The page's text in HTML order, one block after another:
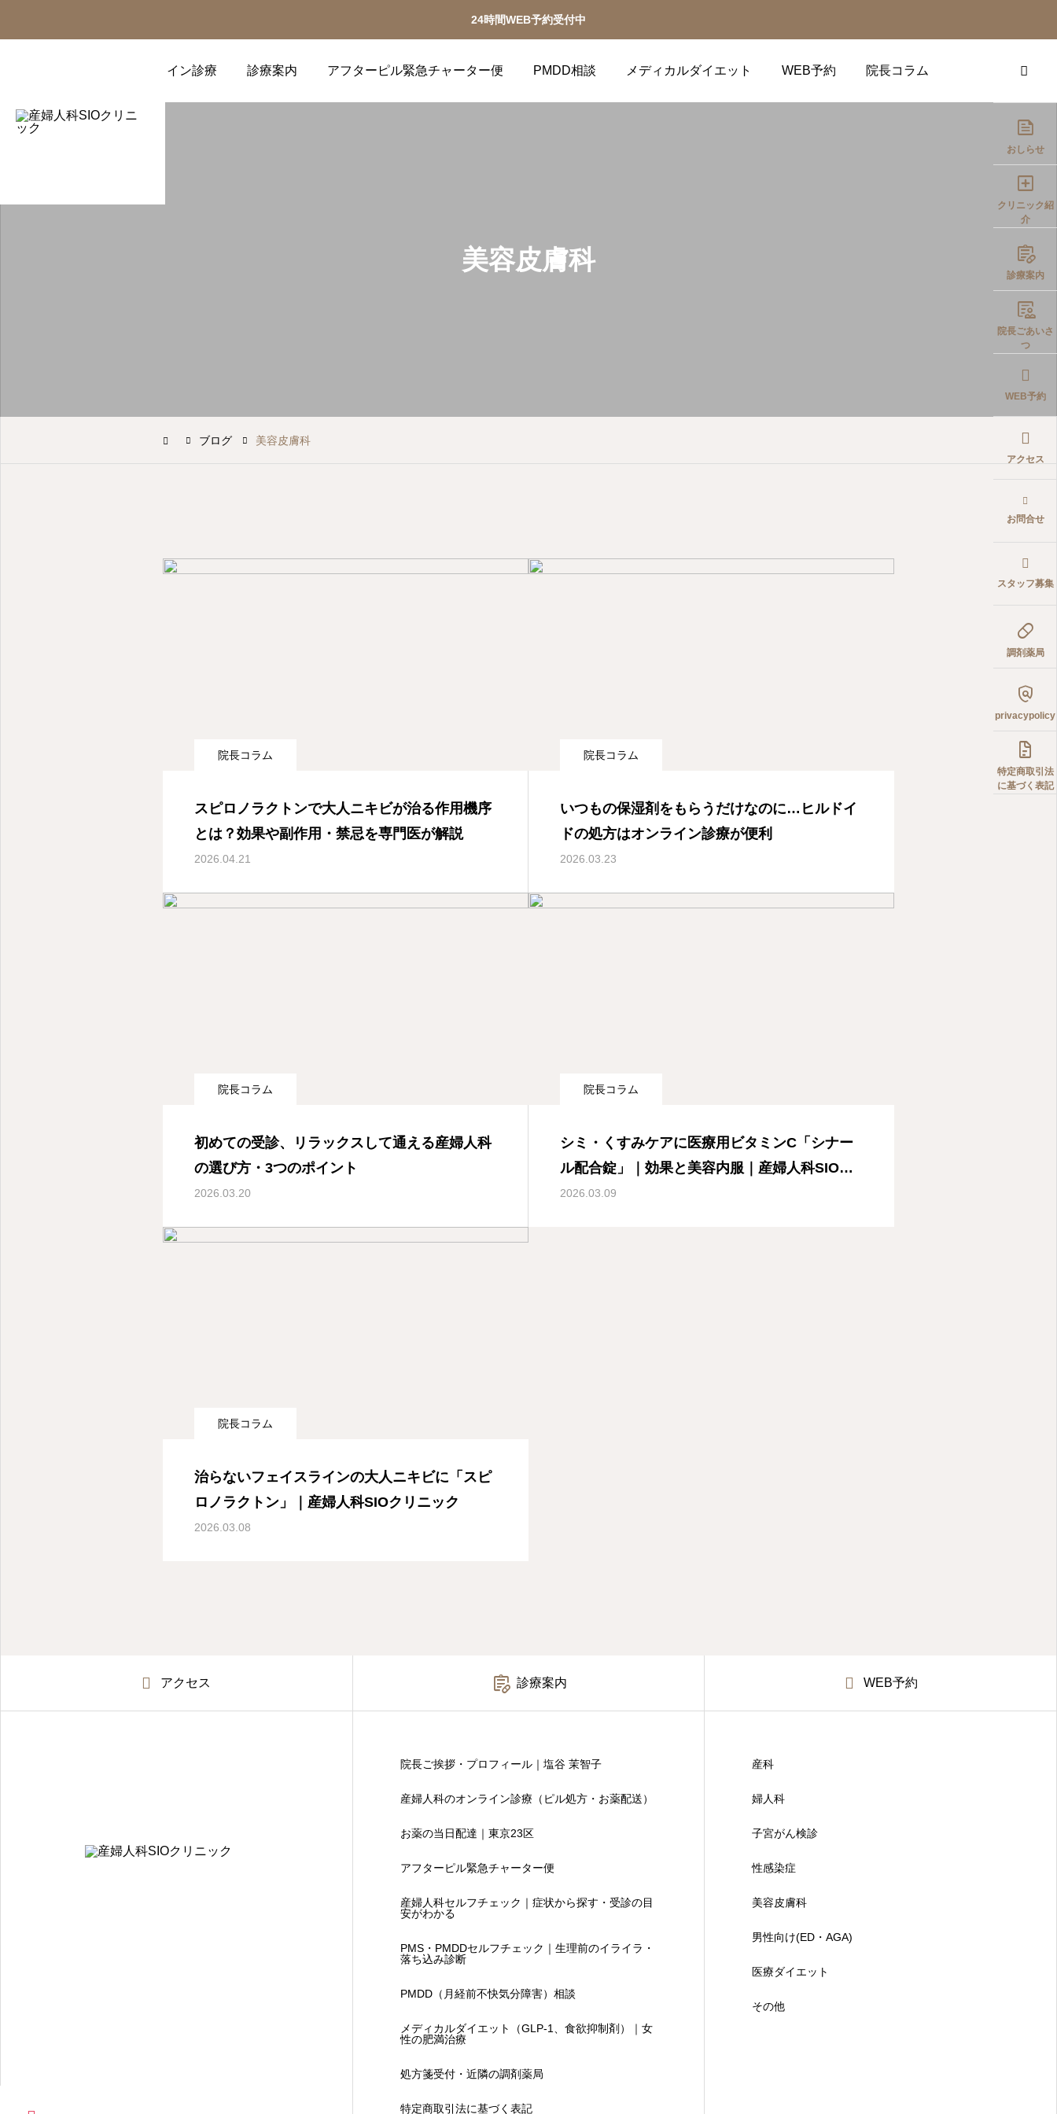
24時間WEB予約受付中
オンライン診療 診療案内 アフターピル緊急チャーター便 PMDD相談 メディカルダイエット WEB予約 院長コラム

おしらせ

クリニック紹
介

診療案内

院長ごあいさ
つ
WEB予約
アクセス
お問合せ
スタッフ募集

調剤薬局

privacypolicy

特定商取引法
に基づく表記
美容皮膚科
ブログ 美容皮膚科
院長コラム
スピロノラクトンで大人ニキビが治る作用機序
とは？効果や副作用・禁忌を専門医が解説
2026.04.21
院長コラム
いつもの保湿剤をもらうだけなのに…ヒルドイ
ドの処方はオンライン診療が便利
2026.03.23
院長コラム
初めての受診、リラックスして通える産婦人科
の選び方・3つのポイント
2026.03.20
院長コラム
シミ・くすみケアに医療用ビタミンC「シナー
ル配合錠」｜効果と美容内服｜産婦人科SIOク
リニック
2026.03.09
院長コラム
治らないフェイスラインの大人ニキビに「スピ
ロノラクトン」｜産婦人科SIOクリニック
2026.03.08
アクセス  診療案内 WEB予約
院長ご挨拶・プロフィール｜塩谷 茉智子
産婦人科のオンライン診療（ピル処方・お薬配送）
お薬の当日配達｜東京23区
アフターピル緊急チャーター便
産婦人科セルフチェック｜症状から探す・受診の目
安がわかる
PMS・PMDDセルフチェック｜生理前のイライラ・
落ち込み診断
PMDD（月経前不快気分障害）相談
メディカルダイエット（GLP-1、食欲抑制剤）｜女
性の肥満治療
処方箋受付・近隣の調剤薬局
特定商取引法に基づく表記
産科
婦人科
子宮がん検診
性感染症
美容皮膚科
男性向け(ED・AGA)
医療ダイエット
その他